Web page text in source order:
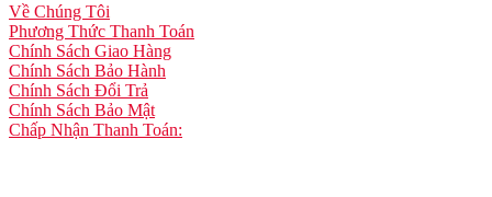
Về Chúng Tôi
Phương Thức Thanh Toán
Chính Sách Giao Hàng
Chính Sách Bảo Hành
Chính Sách Đổi Trả
Chính Sách Bảo Mật
Chấp Nhận Thanh Toán: